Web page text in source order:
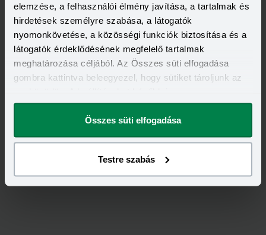
elemzése, a felhasználói élmény javítása, a tartalmak és
hirdetések személyre szabása, a látogatók
nyomonkövetése, a közösségi funkciók biztosítása és a
látogatók érdeklődésének megfelelő tartalmak
meghatározása céljából. Az Összes süti elfogadása
gombra kattintva beleegyezel, hogy sütiket tároljunk az
megváltoztathatod.
Összes süti elfogadása
Testre szabás
Értékeldaz Allianz-ot!